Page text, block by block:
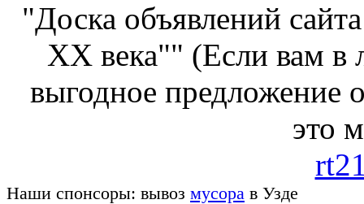
"Доска объявлений
ХХ века"" (Если вам в
выгодное предложение
это
Наши спонсоры: вывоз мусора в Узде